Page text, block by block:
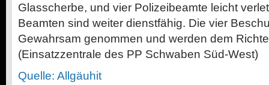
Glasscherbe, und vier Polizeibeamte leicht
Beamten sind weiter dienstfähig. Die vier
Gewahrsam genommen und werden dem
(Einsatzzentrale des PP Schwaben Süd-West)
Quelle: Allgäuhit